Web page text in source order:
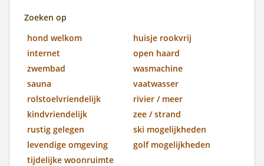
Zoeken op
hond welkom
huisje rookvrij
internet
open haard
zwembad
wasmachine
sauna
vaatwasser
rolstoelvriendelijk
rivier / meer
kindvriendelijk
zee / strand
rustig gelegen
ski mogelijkheden
levendige omgeving
golf mogelijkheden
tijdelijke woonruimte